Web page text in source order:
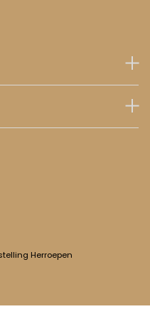
Herroepen